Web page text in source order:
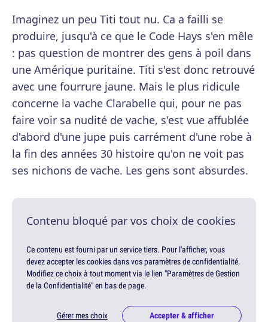
Imaginez un peu Titi tout nu. Ca a failli se
produire, jusqu'à ce que le Code Hays s'en mêle
: pas question de montrer des gens à poil dans
une Amérique puritaine. Titi s'est donc retrouvé
avec une fourrure jaune. Mais le plus ridicule
concerne la vache Clarabelle qui, pour ne pas
faire voir sa nudité de vache, s'est vue affublée
d'abord d'une jupe puis carrément d'une robe à
la fin des années 30 histoire qu'on ne voit pas
ses nichons de vache. Les gens sont absurdes.
Contenu bloqué par vos choix de cookies
Ce contenu est fourni par un service tiers. Pour l'afficher, vous
devez accepter les cookies dans vos paramètres de confidentialité.
Modifiez ce choix à tout moment via le lien "Paramètres de Gestion
de la Confidentialité" en bas de page.
Gérer mes choix Accepter & afficher